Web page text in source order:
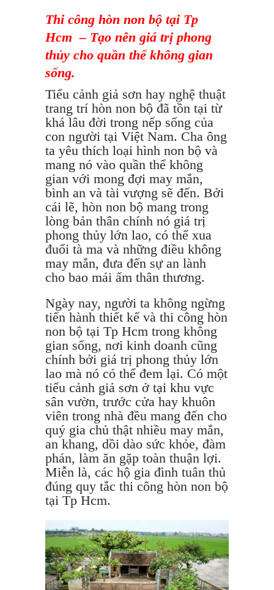
Thi công hòn non bộ tại Tp
Hcm – Tạo nên giá trị phong
thủy cho quần thể không gian
sống.
Tiểu cảnh giả sơn hay nghệ thuật
trang trí hòn non bộ đã tồn tại từ
khá lâu đời trong nếp sống của
con người tại Việt Nam. Cha ông
ta yêu thích loại hình non bộ và
mang nó vào quần thể không
gian với mong đợi may mắn,
bình an và tài vượng sẽ đến. Bởi
cái lẽ, hòn non bộ mang trong
lòng bản thân chính nó giá trị
phong thủy lớn lao, có thể xua
đuổi tà ma và những điều không
may mắn, đưa đến sự an lành
cho bao mái ấm thân thương.
Ngày nay, người ta không ngừng
tiến hành thiết kế và thi công hòn
non bộ tại Tp Hcm trong không
gian sống, nơi kinh doanh cũng
chính bởi giá trị phong thủy lớn
lao mà nó có thể đem lại. Có một
tiểu cảnh giả sơn ở tại khu vực
sân vườn, trước cửa hay khuôn
viên trong nhà đều mang đến cho
quý gia chủ thật nhiều may mắn,
an khang, dồi dào sức khỏe, đàm
phán, làm ăn gặp toàn thuận lợi.
Miễn là, các hộ gia đình tuân thủ
đúng quy tắc thi công hòn non bộ
tại Tp Hcm.